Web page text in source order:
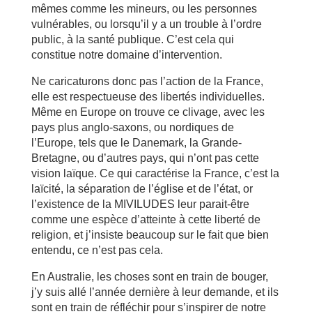
mêmes comme les mineurs, ou les personnes
vulnérables, ou lorsqu’il y a un trouble à l’ordre
public, à la santé publique. C’est cela qui
constitue notre domaine d’intervention.
Ne caricaturons donc pas l’action de la France,
elle est respectueuse des libertés individuelles.
Même en Europe on trouve ce clivage, avec les
pays plus anglo-saxons, ou nordiques de
l’Europe, tels que le Danemark, la Grande-
Bretagne, ou d’autres pays, qui n’ont pas cette
vision laïque. Ce qui caractérise la France, c’est la
laïcité, la séparation de l’église et de l’état, or
l’existence de la MIVILUDES leur parait-être
comme une espèce d’atteinte à cette liberté de
religion, et j’insiste beaucoup sur le fait que bien
entendu, ce n’est pas cela.
En Australie, les choses sont en train de bouger,
j’y suis allé l’année dernière à leur demande, et ils
sont en train de réfléchir pour s’inspirer de notre